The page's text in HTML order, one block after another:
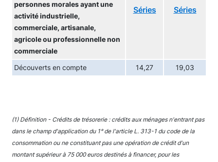
personnes morales ayant une
activité industrielle,
commerciale, artisanale,
agricole ou professionnelle non
commerciale
Séries Séries
Découverts en compte 14,27 19,03
(1) Définition - Crédits de trésorerie : crédits aux ménages n'entrant pas
dans le champ d'application du 1° de l'article L. 313-1 du code de la
consommation ou ne constituant pas une opération de crédit d'un
montant supérieur à 75 000 euros destinés à financer, pour les